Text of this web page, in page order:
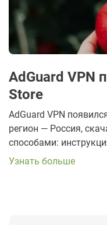
AdGuard VPN
Store
AdGuard VPN
регион — Россия,
способами:
Узнать больше